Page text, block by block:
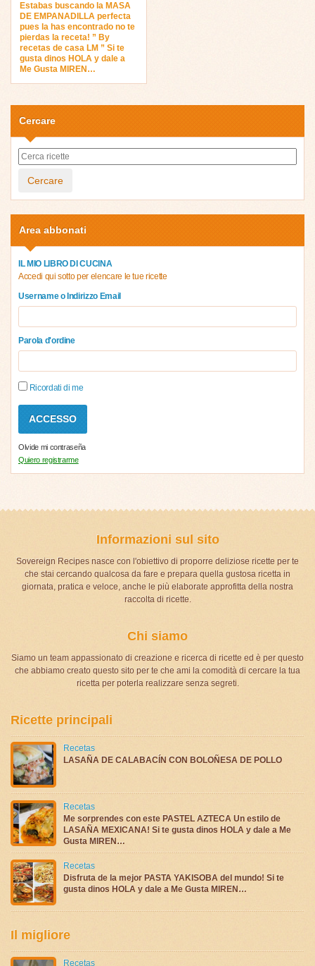
Estabas buscando la MASA
DE EMPANADILLA perfecta
pues la has encontrado no te
pierdas la receta! ” By
recetas de casa LM ” Si te
gusta dinos HOLA y dale a
Me Gusta MIREN…
Cercare
Cercare
Area abbonati
IL MIO LIBRO DI CUCINA
Accedi qui sotto per elencare le tue ricette
Username o Indirizzo Email
Parola d'ordine
Ricordati di me
Olvide mi contraseña
Quiero registrarme
Informazioni sul sito
Sovereign Recipes nasce con l'obiettivo di proporre deliziose ricette per te
che stai cercando qualcosa da fare e prepara quella gustosa ricetta in
giornata, pratica e veloce, anche le più elaborate approfitta della nostra
raccolta di ricette.
Chi siamo
Siamo un team appassionato di creazione e ricerca di ricette ed è per questo
che abbiamo creato questo sito per te che ami la comodità di cercare la tua
ricetta per poterla realizzare senza segreti.
Ricette principali
Recetas
LASAÑA DE CALABACÍN CON BOLOÑESA DE POLLO
Recetas
Me sorprendes con este PASTEL AZTECA Un estilo de
LASAÑA MEXICANA! Si te gusta dinos HOLA y dale a Me
Gusta MIREN…
Recetas
Disfruta de la mejor PASTA YAKISOBA del mundo! Si te
gusta dinos HOLA y dale a Me Gusta MIREN…
Il migliore
Recetas